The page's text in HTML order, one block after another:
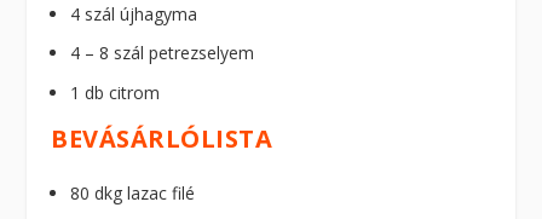
4 szál újhagyma
4 – 8 szál petrezselyem
1 db citrom
BEVÁSÁRLÓLISTA
80 dkg lazac filé